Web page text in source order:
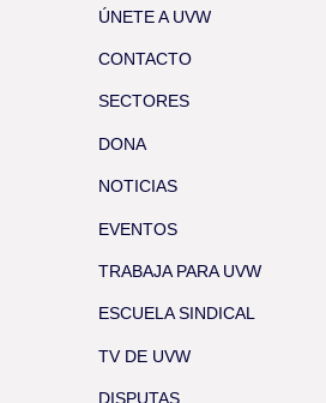
ÚNETE A UVW
CONTACTO
SECTORES
DONA
NOTICIAS
EVENTOS
TRABAJA PARA UVW
ESCUELA SINDICAL
TV DE UVW
DISPUTAS